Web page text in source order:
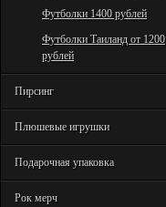
Футболки 1400 рублей
Футболки Таиланд от 1200
рублей
Пирсинг
Плюшевые игрушки
Подарочная упаковка
Рок мерч